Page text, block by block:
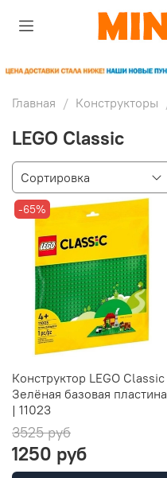
Главная Конструкторы
LEGO Classic
-65%
Конструктор LEGO Classic
Зелёная базовая пластина
| 11023
3525 руб
1250 руб